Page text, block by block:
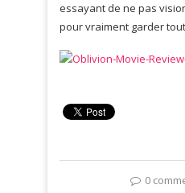
essayant de ne pas
pour vraiment garder
0